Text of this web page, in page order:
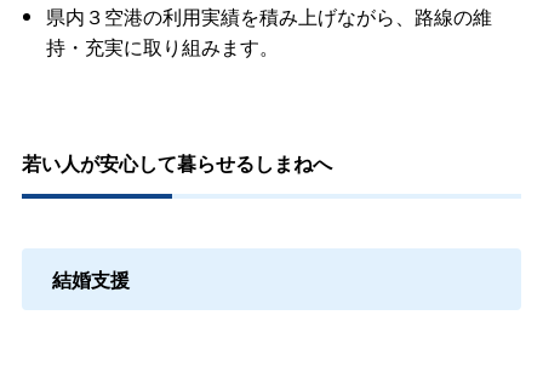
県内３空港の利用実績を積み上げながら、路線の維
持・充実に取り組みます。
若い人が安心して暮らせるしまねへ
結婚支援